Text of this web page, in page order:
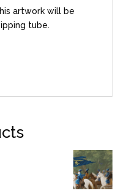
artwork will be
tube.